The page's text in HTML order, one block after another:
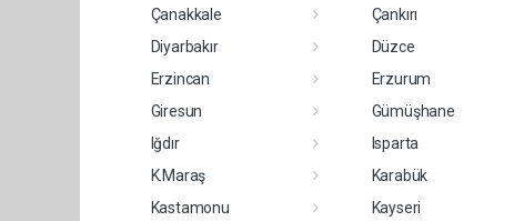
Çanakkale
Çankırı
Diyarbakır
Düzce
Erzincan
Erzurum
Giresun
Gümüşhane
Iğdır
Isparta
K.Maraş
Karabük
Kastamonu
Kayseri